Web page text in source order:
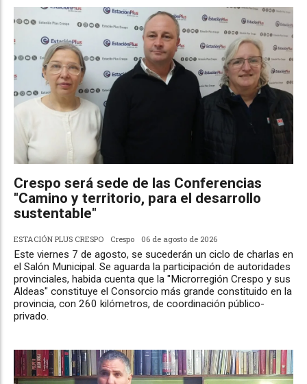
Crespo será sede de las Conferencias
"Camino y territorio, para el desarrollo
sustentable"
ESTACIÓN PLUS CRESPO Crespo 06 de agosto de 2026
Este viernes 7 de agosto, se sucederán un ciclo de charlas en
el Salón Municipal. Se aguarda la participación de autoridades
provinciales, habida cuenta que la "Microrregión Crespo y sus
Aldeas" constituye el Consorcio más grande constituido en la
provincia, con 260 kilómetros, de coordinación público-
privado.